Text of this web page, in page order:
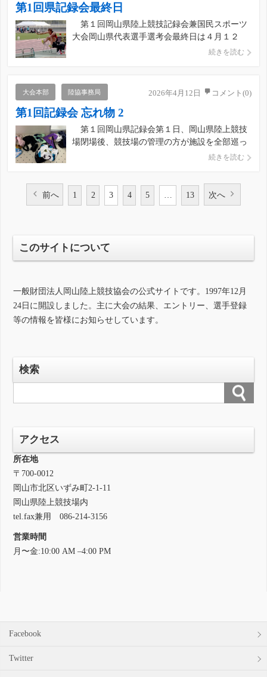
第1回県記録会最終日
第１回岡山県陸上競技記録会兼国民スポーツ
大会岡山県代表選手選考会最終日は４月１２
日、岡山県陸上競技場で、２２種目で熱戦を繰
をマークし貫録を示しました。男子３０００ｍ
では、昨年の全国高校駅伝６区 […]
続きを読む
大会本部 陸協事務局 2026年4月12日 コメント(0)
第1回記録会 忘れ物 2
第１回岡山県記録会第１日、岡山県陸上競技
場閉場後、競技場の管理の方が施設を全部巡っ
て、忘れ物を回収してくださいました。 現
りの方は、大会本部にお越しください。くれぐ
れも勝手に持って帰らないこと […]
続きを読む
投
ペ
ー
送
り
前へ 1 2 3 4 5 … 13 次へ
このサイトについて
一般財団法人岡山陸上競技協会の公式サイトです。1997年12月
24日に開設しました。主に大会の結果、エントリー、選手登録
等の情報を皆様にお知らせしています。
検索
アクセス
所在地
〒700-0012
岡山市北区いずみ町2-1-11
岡山県陸上競技場内
tel.fax兼用 086-214-3156
営業時間
月〜金:10:00 AM –4:00 PM
Facebook
Twitter